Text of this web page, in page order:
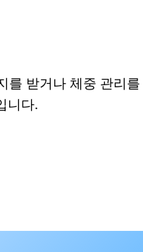
를 받거나 체중 관리
니다.